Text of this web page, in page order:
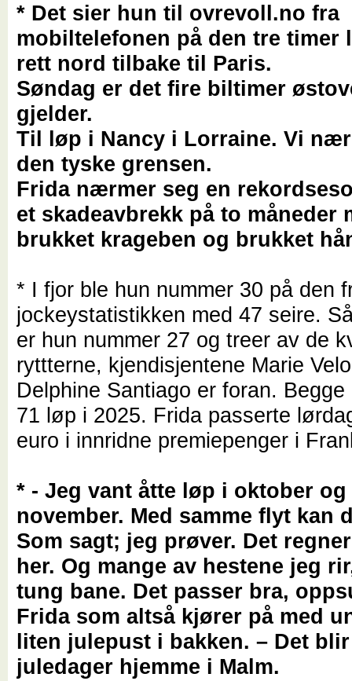
* Det sier hun til ovrevoll.no fra
mobiltelefonen på den tre timer
rett nord tilbake til Paris.
Søndag er det fire biltimer
gjelder.
Til løp i Nancy i Lorraine. Vi
den tyske grensen.
Frida nærmer seg en
et skadeavbrekk på to måneder
brukket krageben og brukket
* I fjor ble hun nummer 30 på den
jockeystatistikken med 47 seire.
er hun nummer 27 og treer av de
ryttterne, kjendisjentene Marie
Delphine Santiago er foran.
71 løp i 2025. Frida passerte
euro i innridne premiepenger i
* - Jeg vant åtte løp i oktober
november. Med samme flyt kan
Som sagt; jeg prøver. Det
her. Og mange av hestene jeg
tung bane. Det passer bra,
Frida som altså kjører på med
liten julepust i bakken. – Det
juledager hjemme i Malm.